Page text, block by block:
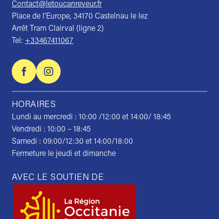
Contact@letoucanreveur.fr
Place de l’Europe, 34170 Castelnau le lez
Arrêt Tram Clairval (ligne 2)
Tel: +33467411067
HORAIRES
Lundi au mercredi : 10:00 /12:00 et 14:00/ 18:45
Vendredi : 10:00 – 18:45
Samedi : 09:00/12:30 et 14:00/18:00
Fermeture le jeudi et dimanche
AVEC LE SOUTIEN DE